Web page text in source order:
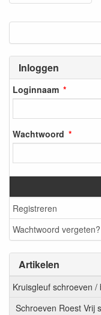
Inloggen
Loginnaam
Wachtwoord
Registreren
Wachtwoord vergeten?
Artikelen
Kruisgleuf schroeven /
Schroeven Roest Vrij